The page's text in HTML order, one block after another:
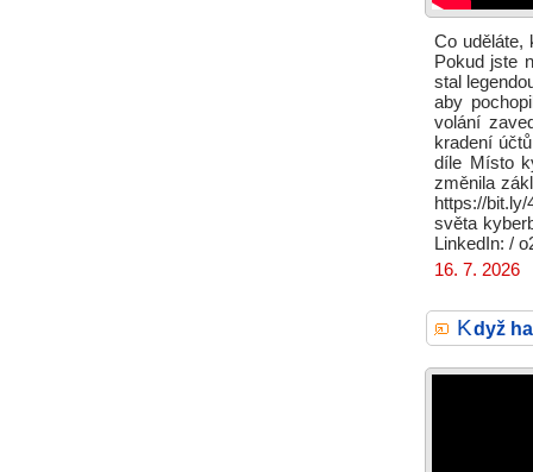
Co uděláte,
Pokud jste
stal
aby
volání
kradení
díle Místo
změnila
https://
světa
LinkedIn: /
16. 7. 2026
Když